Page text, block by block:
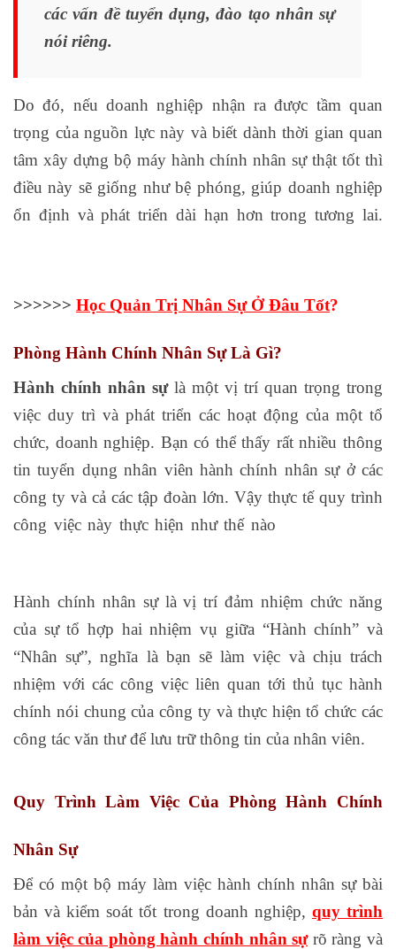
các vấn đề tuyển dụng, đào tạo nhân sự
nói riêng.
Do đó, nếu doanh nghiệp nhận ra được tầm quan
trọng của nguồn lực này và biết dành thời gian quan
tâm xây dựng bộ máy hành chính nhân sự thật tốt thì
điều này sẽ giống như bệ phóng, giúp doanh nghiệp
ổn định và phát triển dài hạn hơn trong tương lai.
>>>>>> Học Quản Trị Nhân Sự Ở Đâu Tốt?
Phòng Hành Chính Nhân Sự Là Gì?
Hành chính nhân sựlà một vị trí quan trọng trong
việc duy trì và phát triển các hoạt động của một tổ
chức, doanh nghiệp. Bạn có thể thấy rất nhiều thông
tin tuyển dụng nhân viên hành chính nhân sự ở các
công ty và cả các tập đoàn lớn. Vậy thực tế quy trình
công việc này thực hiện như thế nào
Hành chính nhân sự là vị trí đảm nhiệm chức năng
của sự tổ hợp hai nhiệm vụ giữa “Hành chính” và
“Nhân sự”, nghĩa là bạn sẽ làm việc và chịu trách
nhiệm với các công việc liên quan tới thủ tục hành
chính nói chung của công ty và thực hiện tổ chức các
công tác văn thư để lưu trữ thông tin của nhân viên.
Quy Trình Làm Việc Của Phòng Hành Chính
Nhân Sự
Để có một bộ máy làm việc hành chính nhân sự bài
bản và kiểm soát tốt trong doanh nghiệp, quy trình
làm việc của phòng hành chính nhân sựrõ ràng và